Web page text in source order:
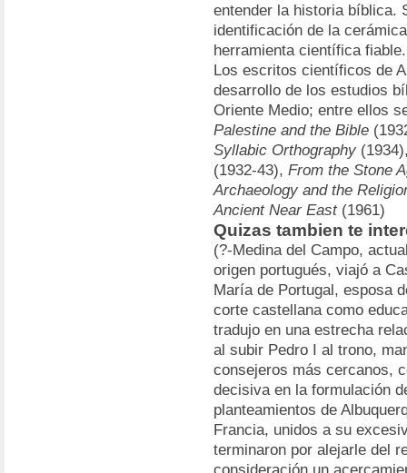
entender la historia bíblica.
identificación de la
herramienta científica fiable.
Los escritos científicos de
desarrollo de los estudios
Oriente Medio; entre ellos
Palestine and the Bible
Syllabic Orthography
(1932-43), From the Stone
Archaeology and the
Ancient Near East(1961)
Quizas tambien te
(?-Medina del Campo,
origen portugués, viajó a
María de Portugal, esposa
corte castellana como
tradujo en una estrecha
al subir Pedro I al trono,
consejeros más cercanos,
decisiva en la formulación
planteamientos de
Francia, unidos a su
terminaron por alejarle del